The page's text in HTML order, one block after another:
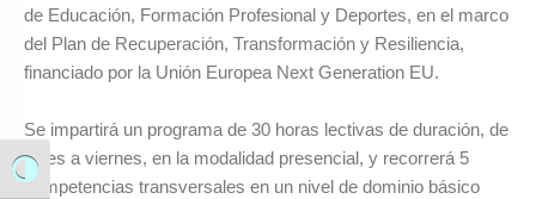
Alternar alto contraste
de Educación, Formación Profesional y Deportes, en el marco
del Plan de Recuperación, Transformación y Resiliencia,
financiado por la Unión Europea Next Generation EU.
Se impartirá un programa de 30 horas lectivas de duración, de
lunes a viernes, en la modalidad presencial, y recorrerá 5
competencias transversales en un nivel de dominio básico